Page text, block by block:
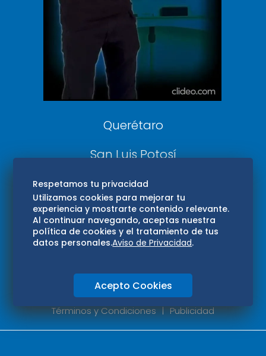
DeDinero
Confabulario
Aviso Oportuno
Consultas
Querétaro
San Luis Potosí
Edomex
Consultas
Hidalgo
Oaxaca
Aviso de privacidad
Directorio
Términos y Condiciones
Publicidad
Respetamos tu privacidad
Utilizamos cookies para mejorar tu
experiencia y mostrarte contenido relevante.
Al continuar navegando, aceptas nuestra
política de cookies y el tratamiento de tus
datos personales.Aviso de Privacidad.
Acepto Cookies